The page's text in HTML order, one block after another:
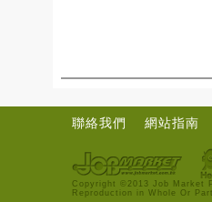
聯絡我們 網站指南
Copyright ©2013 Job Market
Reproduction in Whole Or